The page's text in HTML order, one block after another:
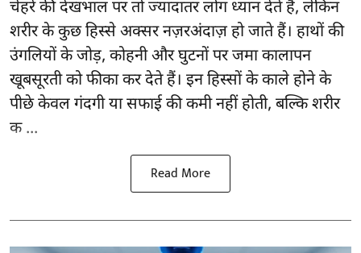
चेहरे की देखभालपर तो ज्यादातर लोग ध्यान देते हैं, लेकिन
शरीर के कुछ हिस्से अक्सर नज़रअंदाज़ हो जाते हैं। हाथों की
उंगलियों के जोड़, कोहनी और घुटनों पर जमा कालापन
खूबसूरती को फीका कर देते हैं। इन हिस्सों के काले होने के
पीछे केवल गंदगी या सफाई की कमी नहीं होती, बल्कि शरीर
क ...
Read More